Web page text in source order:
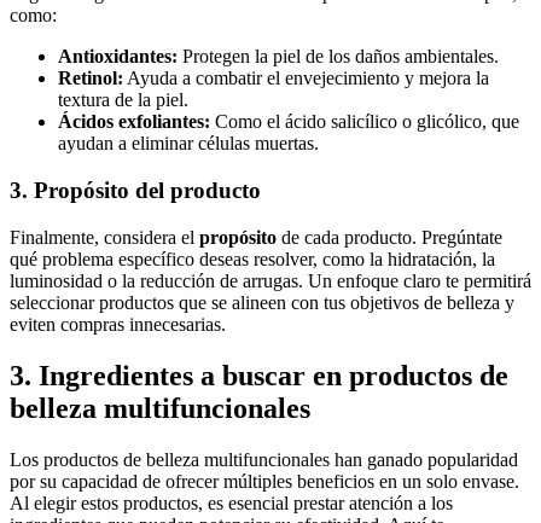
como:
Antioxidantes: Protegen la piel de los daños ambientales.
Retinol: Ayuda a combatir el envejecimiento y mejora la
textura de la piel.
Ácidos exfoliantes: Como el ácido salicílico o glicólico, que
ayudan a eliminar células muertas.
3. Propósito del producto
Finalmente, considera el propósito de cada producto. Pregúntate
qué problema específico deseas resolver, como la hidratación, la
luminosidad o la reducción de arrugas. Un enfoque claro te permitirá
seleccionar productos que se alineen con tus objetivos de belleza y
eviten compras innecesarias.
3. Ingredientes a buscar en productos de
belleza multifuncionales
Los productos de belleza multifuncionales han ganado popularidad
por su capacidad de ofrecer múltiples beneficios en un solo envase.
Al elegir estos productos, es esencial prestar atención a los